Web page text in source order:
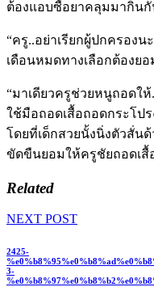
ต้องแอบซื้อยาคลุมมากิน
“ครู..อย่าเรียกผู้ปกครอ
เดือนหมดทางเลือกต้องย
“มาเดียวครูช่วยหนูถอดใ
ใช้มือถอดเสื้อถอดกระโป
โดยที่เด็กสวยนั้งนิ่งตัวสั่น
ขัดขืนยอมให้ครูชัยถอดเสื้
Related
NEXT POST
2425-
3-